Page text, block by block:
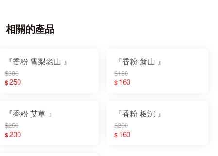
相關的產品
『香粉 雪梨老山 』
$300
$250
『香粉 新山 』
$180
$160
『香粉 艾草 』
$250
$200
『香粉 板沉 』
$200
$160